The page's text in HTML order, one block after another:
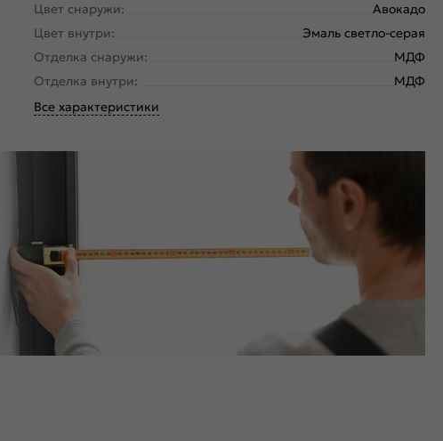
Цвет снаружи:
Авокадо
Цвет внутри:
Эмаль светло-серая
Отделка снаружи:
МДФ
Отделка внутри:
МДФ
Все характеристики